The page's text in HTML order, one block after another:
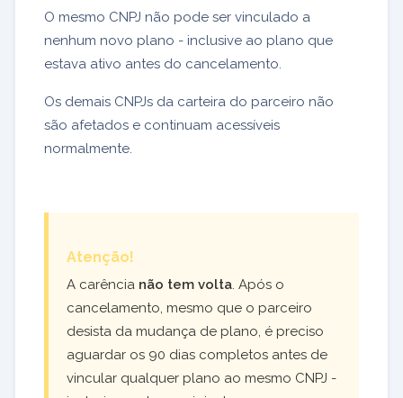
O mesmo CNPJ não pode ser vinculado a
nenhum novo plano - inclusive ao plano que
estava ativo antes do cancelamento.
Os demais CNPJs da carteira do parceiro não
são afetados e continuam acessíveis
normalmente.
Atenção!
A carência não tem volta. Após o
cancelamento, mesmo que o parceiro
desista da mudança de plano, é preciso
aguardar os 90 dias completos antes de
vincular qualquer plano ao mesmo CNPJ -